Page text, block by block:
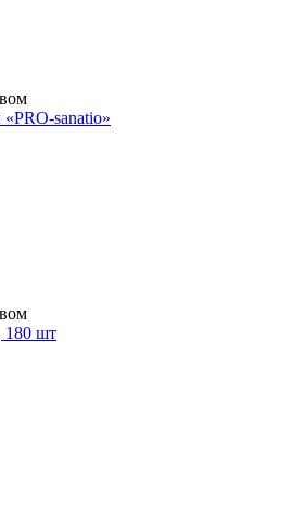
sanatio»
180 шт